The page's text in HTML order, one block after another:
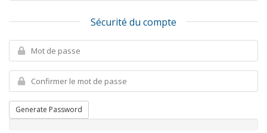
Sécurité du compte
Generate Password